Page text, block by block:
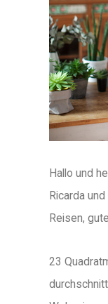
Hallo und
Ricarda
Reisen,
23